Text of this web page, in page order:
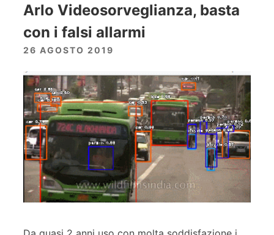
Arlo Videosorveglianza, basta
con i falsi allarmi
26 AGOSTO 2019